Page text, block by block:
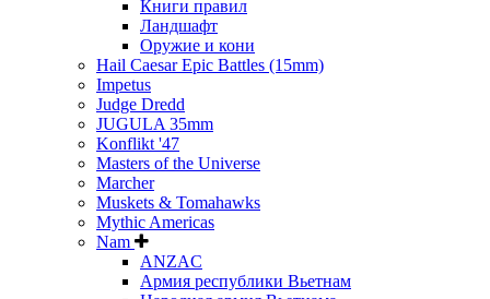
Книги правил
Ландшафт
Оружие и кони
Hail Caesar Epic Battles (15mm)
Impetus
Judge Dredd
JUGULA 35mm
Konflikt '47
Masters of the Universe
Marcher
Muskets & Tomahawks
Mythic Americas
Nam
ANZAC
Армия республики Вьетнам